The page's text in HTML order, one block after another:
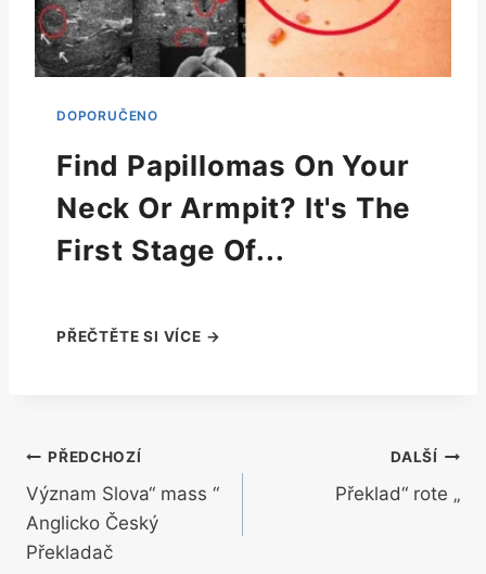
Find Papillomas On Your
Neck Or Armpit? It's The
First Stage Of...
Navigace
pro
příspěvek
PŘEDCHOZÍ
Význam Slova“ mass “
Anglicko Český
Překladač
DALŠÍ
Překlad“ rote „